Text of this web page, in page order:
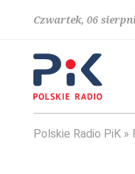
Czwartek, 06
Polskie Radio PiK